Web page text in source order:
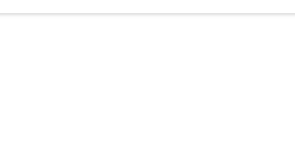
活動を進めることができます！写真や服